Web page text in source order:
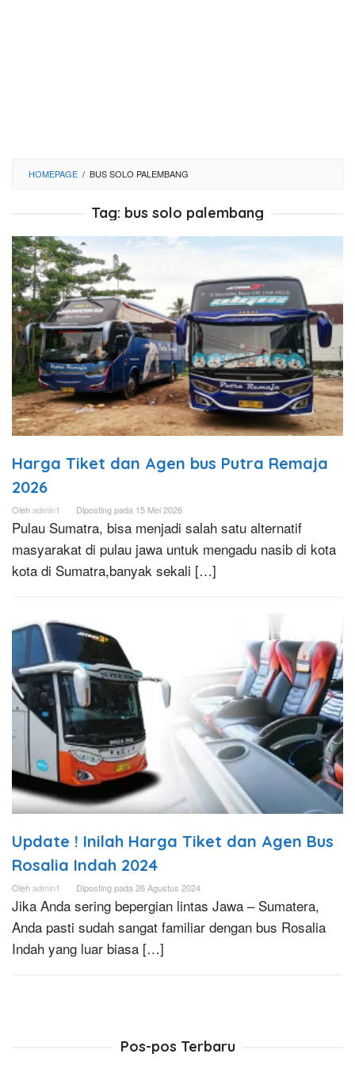
HOMEPAGE / BUS SOLO PALEMBANG
Tag: bus solo palembang
Harga Tiket dan Agen bus Putra Remaja
2026
Olehadmin1 Diposting pada 15 Mei 2026
Pulau Sumatra, bisa menjadi salah satu alternatif
masyarakat di pulau jawa untuk mengadu nasib di kota
kota di Sumatra,banyak sekali […]
Update ! Inilah Harga Tiket dan Agen Bus
Rosalia Indah 2024
Olehadmin1 Diposting pada 26 Agustus 2024
Jika Anda sering bepergian lintas Jawa – Sumatera,
Anda pasti sudah sangat familiar dengan bus Rosalia
Indah yang luar biasa […]
Pos-pos Terbaru